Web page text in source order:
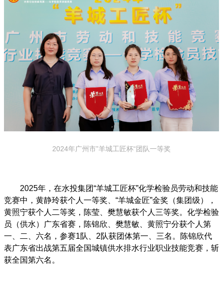
2024年广州市”羊城工匠杯“团队一等奖
2025年，在水投集团“羊城工匠杯”化学检验员劳动和技能
竞赛中，黄静玲获个人一等奖、“羊城金匠”金奖（集团级），
黄照宁获个人二等奖，陈莹、樊慧敏获个人三等奖。化学检验
员（供水）广东省赛，陈锦欣、樊慧敏、黄照宁分获个人第
一、二、六名，参赛1队、2队获团体第一、三名。陈锦欣代
表广东省出战第五届全国城镇供水排水行业职业技能竞赛，斩
获全国第六名。